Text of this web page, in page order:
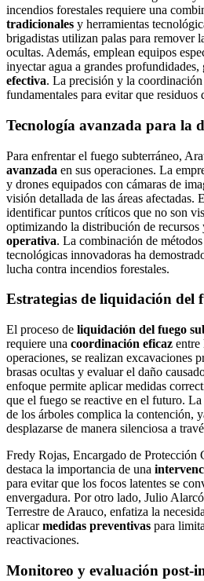
incendios forestales requiere una
tradicionales y herramientas
brigadistas utilizan palas para remover
ocultas. Además, emplean equipos
inyectar agua a grandes profundidades,
efectiva. La precisión y la
fundamentales para evitar que residuos
Tecnología avanzada para la
Para enfrentar el fuego subterráneo,
avanzada en sus operaciones. La
y drones equipados con cámaras de
visión detallada de las áreas afectadas.
identificar puntos críticos que no son
optimizando la distribución de recursos
operativa. La combinación de
tecnológicas innovadoras ha
lucha contra incendios forestales.
Estrategias de liquidación del
El proceso de liquidación del fuego
requiere una coordinación eficaz entre
operaciones, se realizan excavaciones
brasas ocultas y evaluar el daño
enfoque permite aplicar medidas
que el fuego se reactive en el futuro.
de los árboles complica la contención,
desplazarse de manera silenciosa a
Fredy Rojas, Encargado de Protección
destaca la importancia de una
para evitar que los focos latentes se
envergadura. Por otro lado, Julio
Terrestre de Arauco, enfatiza la
aplicarmedidas preventivas para
reactivaciones.
Monitoreo y evaluación post-